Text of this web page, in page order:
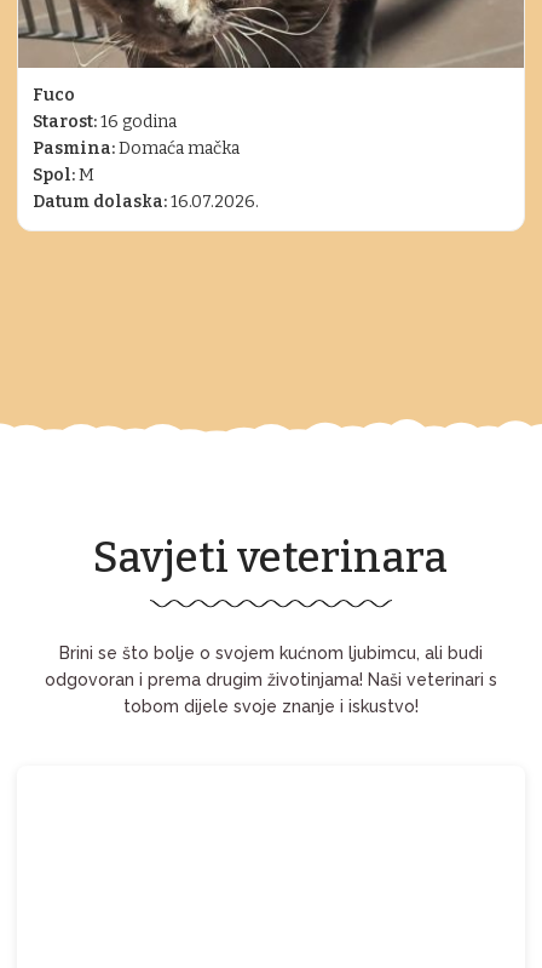
Fuco
Starost:16 godina
Pasmina:Domaća mačka
Spol:M
Datum dolaska:16.07.2026.
Savjeti veterinara
Brini se što bolje o svojem kućnom ljubimcu, ali budi
odgovoran i prema drugim životinjama! Naši veterinari s
tobom dijele svoje znanje i iskustvo!